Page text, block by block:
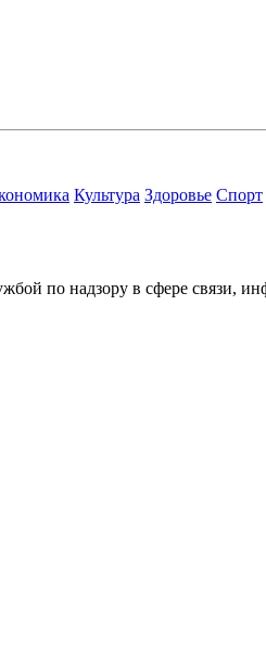
Культура Здоровье Спорт
по надзору в сфере связи,